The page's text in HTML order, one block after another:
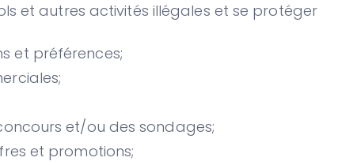
et autres activités illégales et se protéger
et préférences;
et/ou des sondages;
et promotions;